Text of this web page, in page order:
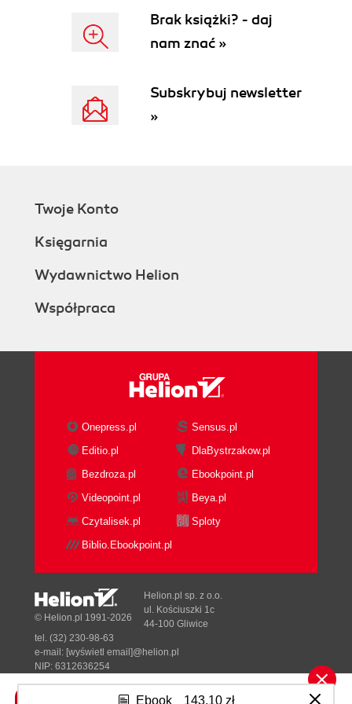
Ebook 143,10 zł
Brak książki? - daj
nam znać »
Subskrybuj newsletter
»
Twoje Konto
Księgarnia
Wydawnictwo Helion
Współpraca
Onepress.pl
Sensus.pl
Editio.pl
DlaBystrzakow.pl
Bezdroza.pl
Ebookpoint.pl
Videopoint.pl
Beya.pl
Czytalisek.pl
Sploty
Biblio.Ebookpoint.pl
© Helion.pl 1991-2026
Helion.pl sp. z o.o.
ul. Kościuszki 1c
44-100 Gliwice
tel. (32) 230-98-63
e-mail: [wyświetl email]@helion.pl
NIP: 6312636254